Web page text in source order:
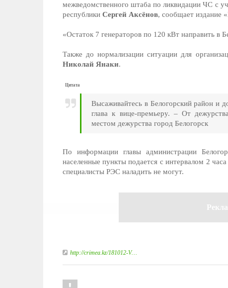
межведомственного штаба по ликвидации ЧС с
республики Сергей Аксёнов, сообщает издание
«Остаток 7 генераторов по 120 кВт направить в
Также до нормализации ситуации для
Николай Янаки.
Цитата
Высаживайтесь в Белогорский район и
глава к вице-премьеру. – От
местом дежурства город Белогорск
По информации главы администрации
населенные пункты подается с интервалом 2
специалисты РЭС наладить не могут.
http://crimea.kz/181012-V…